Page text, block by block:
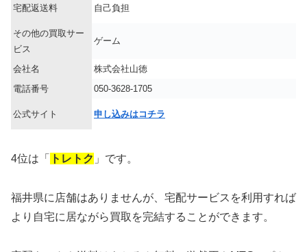
宅配返送料 自己負担
その他の買取サー
ビス
ゲーム
会社名
株式会社山徳
電話番号
050-3628-1705
公式サイト 申し込みはコチラ
4位は「 トレトク 」です。
福井県に店舗はありませんが、宅配サービスを利用すれば
より自宅に居ながら買取を完結することができます。